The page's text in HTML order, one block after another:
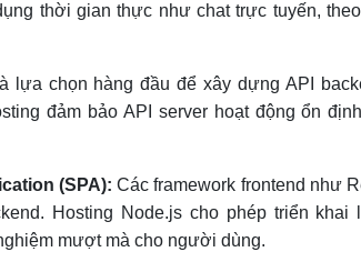
thời gian thực như chat trực tuyến,
lựa chọn hàng đầu để xây dựng API
đảm bảo API server hoạt động ổn
(SPA): Các framework frontend như
Hosting Node.js cho phép triển khai
mượt mà cho người dùng.